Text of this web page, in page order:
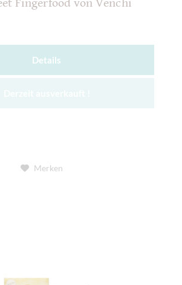
Fingerfood von Venchi
Details
Merken